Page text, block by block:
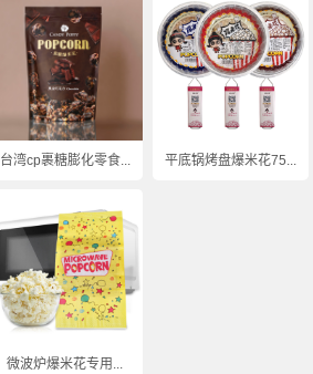
台湾cp裹糖膨化零食... 平底锅烤盘爆米花75...
微波炉爆米花专用...